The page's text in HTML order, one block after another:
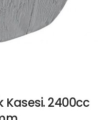
2400cc